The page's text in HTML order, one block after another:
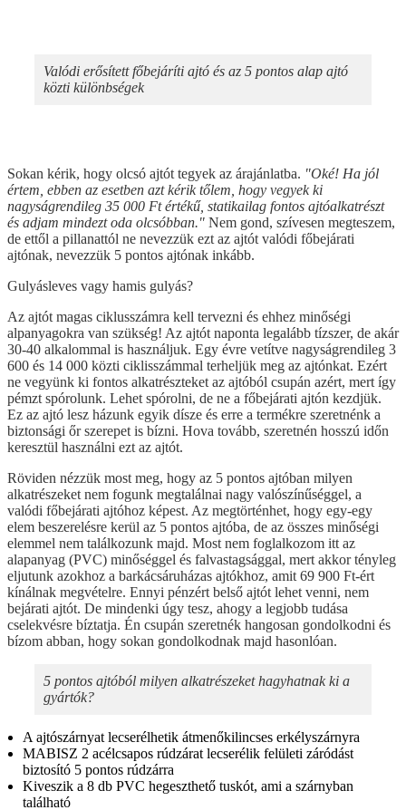
Valódi erősített főbejáríti ajtó és az 5 pontos alap ajtó
közti különbségek
Sokan kérik, hogy olcsó ajtót tegyek az árajánlatba. "Oké! Ha jól
értem, ebben az esetben azt kérik tőlem, hogy vegyek ki
nagyságrendileg 35 000 Ft értékű, statikailag fontos ajtóalkatrészt
és adjam mindezt oda olcsóbban." Nem gond, szívesen megteszem,
de ettől a pillanattól ne nevezzük ezt az ajtót valódi főbejárati
ajtónak, nevezzük 5 pontos ajtónak inkább.
Gulyásleves vagy hamis gulyás?
Az ajtót magas ciklusszámra kell tervezni és ehhez minőségi
alpanyagokra van szükség! Az ajtót naponta legalább tízszer, de akár
30-40 alkalommal is használjuk. Egy évre vetítve nagyságrendileg 3
600 és 14 000 közti ciklisszámmal terheljük meg az ajtónkat. Ezért
ne vegyünk ki fontos alkatrészteket az ajtóból csupán azért, mert így
pémzt spórolunk. Lehet spórolni, de ne a főbejárati ajtón kezdjük.
Ez az ajtó lesz házunk egyik dísze és erre a termékre szeretnénk a
biztonsági őr szerepet is bízni. Hova tovább, szeretnén hosszú időn
keresztül használni ezt az ajtót.
Röviden nézzük most meg, hogy az 5 pontos ajtóban milyen
alkatrészeket nem fogunk megtalálnai nagy valószínűséggel, a
valódi főbejárati ajtóhoz képest. Az megtörténhet, hogy egy-egy
elem beszerelésre kerül az 5 pontos ajtóba, de az összes minőségi
elemmel nem találkozunk majd. Most nem foglalkozom itt az
alapanyag (PVC) minőséggel és falvastagsággal, mert akkor tényleg
eljutunk azokhoz a barkácsáruházas ajtókhoz, amit 69 900 Ft-ért
kínálnak megvételre. Ennyi pénzért belső ajtót lehet venni, nem
bejárati ajtót. De mindenki úgy tesz, ahogy a legjobb tudása
cselekvésre bíztatja. Én csupán szeretnék hangosan gondolkodni és
bízom abban, hogy sokan gondolkodnak majd hasonlóan.
5 pontos ajtóból milyen alkatrészeket hagyhatnak ki a
gyártók?
A ajtószárnyat lecserélhetik átmenőkilincses erkélyszárnyra
MABISZ 2 acélcsapos rúdzárat lecserélik felületi záródást
biztosító 5 pontos rúdzárra
Kiveszik a 8 db PVC hegeszthető tuskót, ami a szárnyban
található